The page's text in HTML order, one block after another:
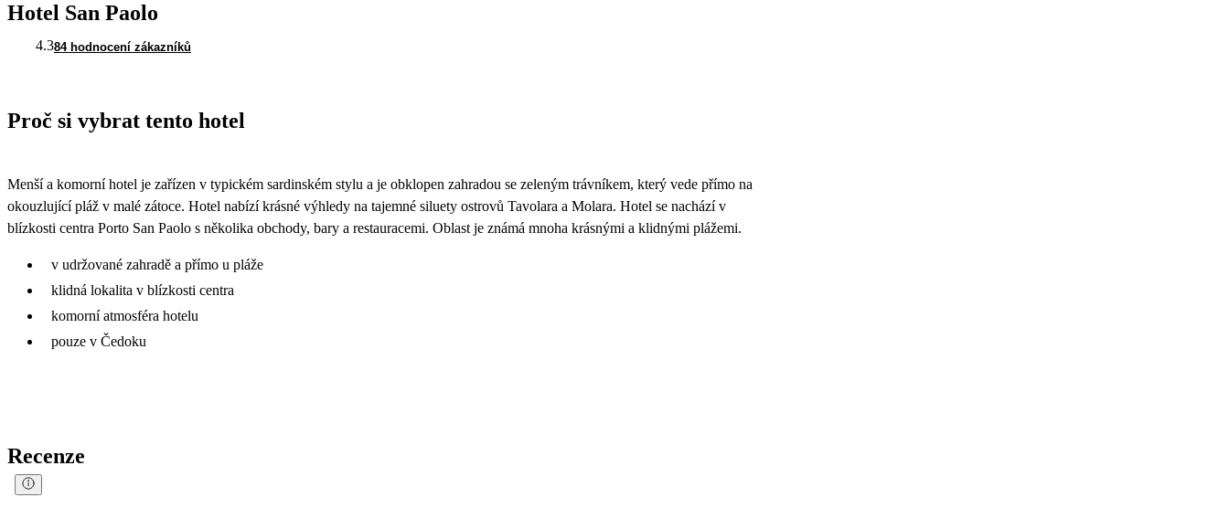
Hotel San Paolo
4.384 hodnocení zákazníků
Proč si vybrat tento hotel
Menší a komorní hotel je zařízen v typickém sardinském stylu a je obklopen zahradou se zeleným trávníkem, který vede přímo na
okouzlující pláž v malé zátoce. Hotel nabízí krásné výhledy na tajemné siluety ostrovů Tavolara a Molara. Hotel se nachází v
blízkosti centra Porto San Paolo s několika obchody, bary a restauracemi. Oblast je známá mnoha krásnými a klidnými plážemi.
v udržované zahradě a přímo u pláže
klidná lokalita v blízkosti centra
komorní atmosféra hotelu
pouze v Čedoku
Recenze